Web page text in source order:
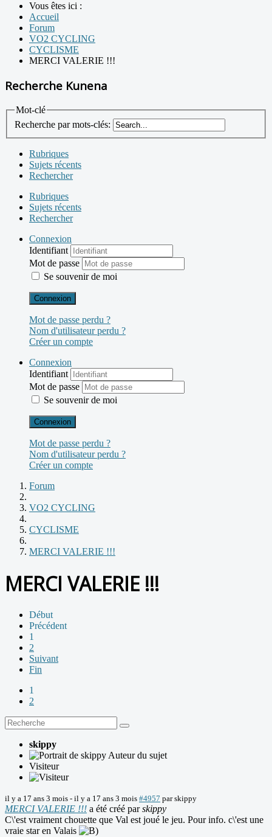
Vous êtes ici :
Accueil
Forum
VO2 CYCLING
CYCLISME
MERCI VALERIE !!!
Recherche Kunena
Mot-clé
Recherche par mots-clés:
Rubriques
Sujets récents
Rechercher
Rubriques
Sujets récents
Rechercher
Connexion
Identifiant
Mot de passe
Se souvenir de moi
Connexion
Mot de passe perdu ?
Nom d'utilisateur perdu ?
Créer un compte
Connexion
Identifiant
Mot de passe
Se souvenir de moi
Connexion
Mot de passe perdu ?
Nom d'utilisateur perdu ?
Créer un compte
Forum
VO2 CYCLING
CYCLISME
MERCI VALERIE !!!
MERCI VALERIE !!!
Début
Précédent
1
2
Suivant
Fin
1
2
skippy
Auteur du sujet
Visiteur
il y a 17 ans 3 mois - il y a 17 ans 3 mois #4957 parskippy
MERCI VALERIE !!! a été créé parskippy
C\'est vraiment chouette que Val est joué le jeu. Pour info. c\'est une
vraie star en Valais